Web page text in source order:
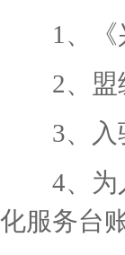
1、《兴
2、盟级
3、入驻
4、为入
化服务台